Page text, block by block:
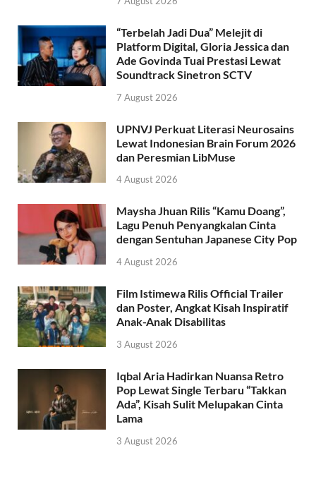
“Terbelah Jadi Dua” Melejit di
Platform Digital, Gloria Jessica dan
Ade Govinda Tuai Prestasi Lewat
Soundtrack Sinetron SCTV
7 August 2026
UPNVJ Perkuat Literasi Neurosains
Lewat Indonesian Brain Forum 2026
dan Peresmian LibMuse
4 August 2026
Maysha Jhuan Rilis “Kamu Doang”,
Lagu Penuh Penyangkalan Cinta
dengan Sentuhan Japanese City Pop
4 August 2026
Film Istimewa Rilis Official Trailer
dan Poster, Angkat Kisah Inspiratif
Anak-Anak Disabilitas
3 August 2026
Iqbal Aria Hadirkan Nuansa Retro
Pop Lewat Single Terbaru “Takkan
Ada”, Kisah Sulit Melupakan Cinta
Lama
3 August 2026